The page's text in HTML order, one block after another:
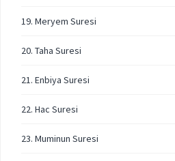
19. Meryem Suresi
20. Taha Suresi
21. Enbiya Suresi
22. Hac Suresi
23. Muminun Suresi